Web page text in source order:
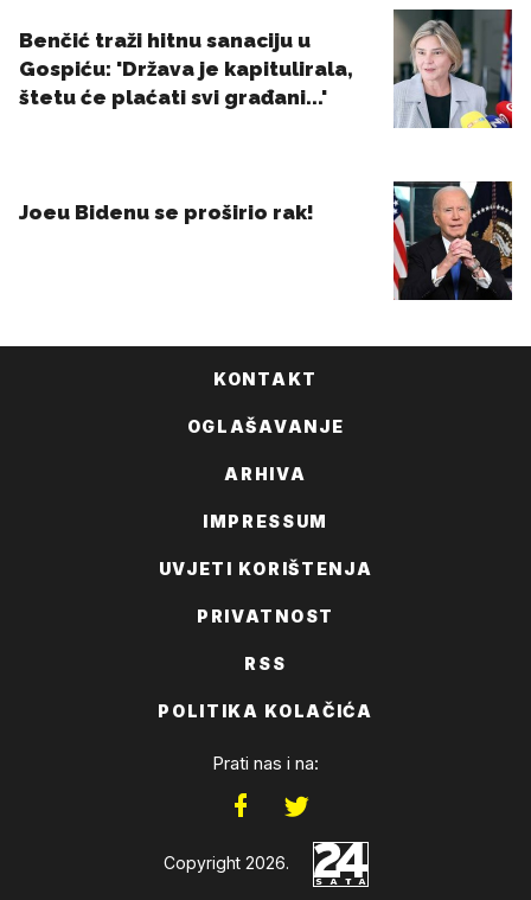
KONTAKT
OGLAŠAVANJE
ARHIVA
IMPRESSUM
UVJETI KORIŠTENJA
PRIVATNOST
RSS
POLITIKA KOLAČIĆA
Prati nas i na:
Copyright 2026.